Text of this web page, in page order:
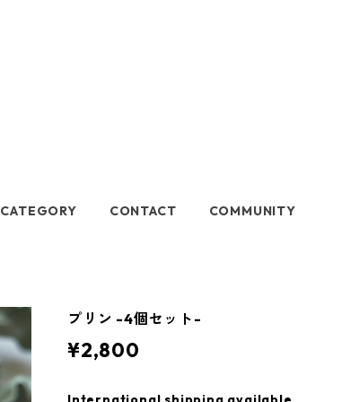
CATEGORY CONTACT COMMUNITY
プリン -4個セット-
¥2,800